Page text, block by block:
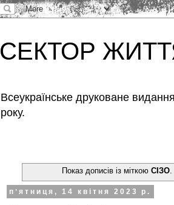
СЕКТОР
Всеукраїнське друковане
року.
Показ дописів із міткою СІЗО.
пʼятниця, 14 квітня 2023 р.